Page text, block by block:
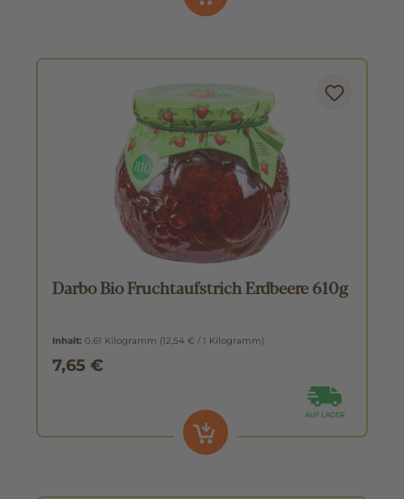
Darbo Bio Fruchtaufstrich Erdbeere 610g
Inhalt: 0.61 Kilogramm (12,54 € / 1 Kilogramm)
7,65 €